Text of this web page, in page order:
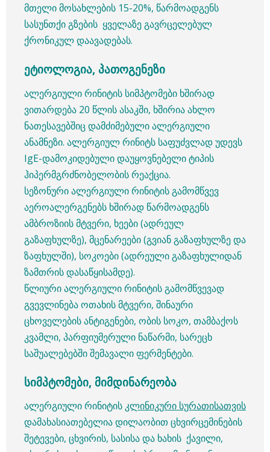
მთელი მოსახლების 15-20%, წარმოადგენს
სასუნთქი გზების ყველაზე გავრცელებულ
ქრონიკულ დაავადებას.
ეტიოლოგია, პათოგენეზი
ალერგიული რინიტის სიმპტომები ხშირად
ვითარდება 20 წლის ასაკში, ხშირია ახლო
ნათესავებშიც დამძიმებული ალერგიული
ანამნეზი. ალერგიულ რინიტს საფუძვლად უდევს
IgE-დამოკიდებული დაუყოვნებელი ტიპის
ჰიპერმგრძნობელობის რეაქცია.
სეზონური ალერგიული რინიტის გამომწვევ
აეროალერგენებს ხშირად წარმოადგენს
ამბროზიის მტვერი, ხეები (ადრეულ
გაზაფხულზე), მცენარეები (გვიან გაზაფხულზე და
ზაფხულში), სოკოები (ადრეული გაზაფხულიდან
ზამთრის დასაწყისამდე).
წლიური ალერგიული რინიტის გამომწვევად
გვევლინება ოთახის მტვერი, შინაური
ცხოველების ანტიგენები, ობის სოკო, თამბაქოს
კვამლი, პარფიუმერული ნაწარმი, სარეცხ
საშუალებებში შემავალი ფერმენტები.
სიმპტომები, მიმდინარეობა
ალერგიული რინიტის კლინიკური სურათისათვის
დამახასიათებელია დილაობით ცხვირცემინების
შეტევები, ცხვირის, სასისა და ხახის ქავილი,